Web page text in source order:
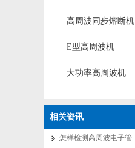
高周波同步熔断机
E型高周波机
大功率高周波机
相关资讯
怎样检测高周波电子管